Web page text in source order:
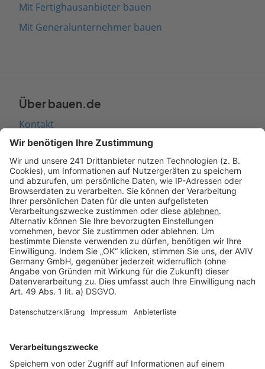
Mit Fertighausanbieter bauen
Mit Generalunternehmer bauen
Über bauen.de
Kontakt
Seitenaufbau
Barrierefreiheit
Cookie Einstellungen
Rechtliches
AGB-Übersicht
Datenschutz
Impressum
Services
Bauprojekt-Quiz